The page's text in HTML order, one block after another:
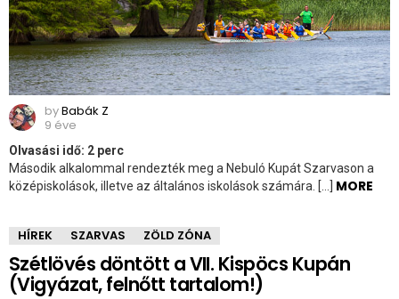
byBabák Z
9 éve
Olvasási idő: 2 perc
Második alkalommal rendezték meg a Nebuló Kupát Szarvason a
középiskolások, illetve az általános iskolások számára. […] MORE
HÍREK SZARVAS ZÖLD ZÓNA
Szétlövés döntött a VII. Kispöcs Kupán
(Vigyázat, felnőtt tartalom!)